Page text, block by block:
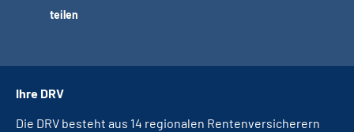
teilen
Ihre DRV
Die DRV besteht aus 14 regionalen Rentenversicherern